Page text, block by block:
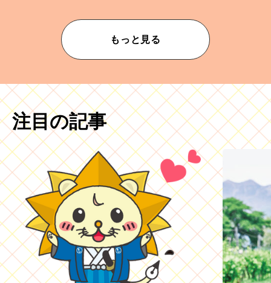
もっと見る
注目の記事